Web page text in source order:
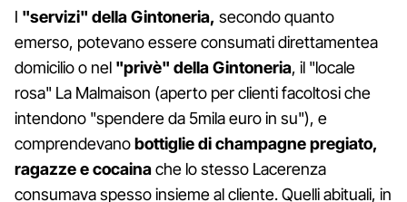
I "servizi" della Gintoneria, secondo quanto
emerso, potevano essere consumati direttamentea
domicilio o nel "privè" della Gintoneria, il "locale
rosa" La Malmaison (aperto per clienti facoltosi che
intendono "spendere da 5mila euro in su"), e
comprendevanobottiglie di champagne pregiato,
ragazze e cocainache lo stesso Lacerenza
consumava spesso insieme al cliente. Quelli abituali, in